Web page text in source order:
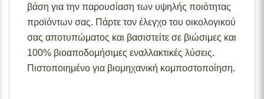
998
βάση για την παρουσίαση των υψηλής ποιότητας
προϊόντων σας. Πάρτε τον έλεγχο του οικολογικού
σας αποτυπώματος και βασιστείτε σε βιώσιμες και
100% βιοαποδομήσιμες εναλλακτικές λύσεις.
Πιστοποιημένο για βιομηχανική κομποστοποίηση.